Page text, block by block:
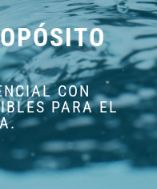
CON
PARA EL